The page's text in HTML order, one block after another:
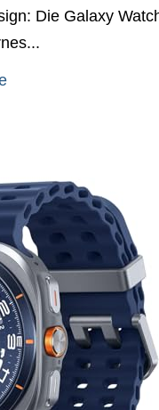
Die Galaxy